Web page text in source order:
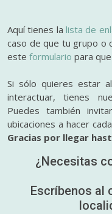
Aquí tienes lalista de
caso de que tu grupo o
este formulario para
Si sólo quieres estar
interactuar, tienes
Puedes también
ubicaciones a hacer
Gracias por llegar
¿Necesitas
Escríbenos al